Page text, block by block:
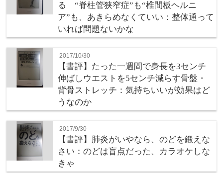
る “脊柱管狭窄症”も“椎間板ヘルニ
ア”も、あきらめなくていい：整体通って
いれば問題ないかな
2017/10/30
【書評】たった一週間で身長を3センチ
伸ばしウエストを5センチ減らす骨盤・
背骨ストレッチ：気持ちいいが効果はど
うなのか
2017/9/30
【書評】肺炎がいやなら、のどを鍛えな
さい：のどは盲点だった、カラオケしな
きゃ